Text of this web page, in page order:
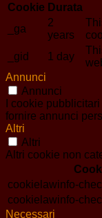
Cookie Durata
_ga
2
years
_gid
1 day
Annunci
Annunci
I cookie
fornire annunci
Altri
Altri
Altri cookie non
cookielawinfo-
cookielawinfo-
Necessari